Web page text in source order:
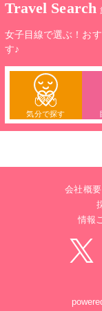
Travel Search
女子目線で選ぶ！お
す♪
気分で探す
会社概要
情報